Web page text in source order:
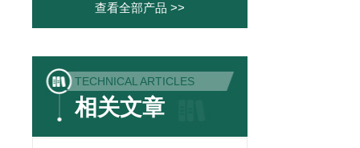
查看全部产品 >>
TECHNICAL ARTICLES
相关文章